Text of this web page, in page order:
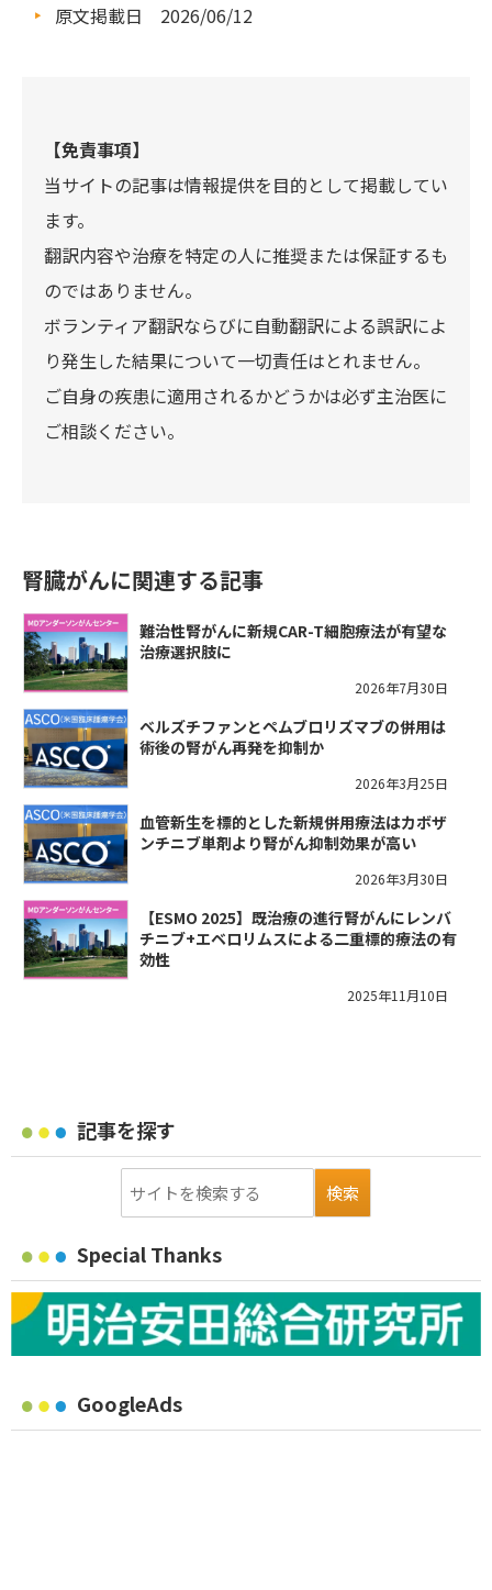
原文掲載日 2026/06/12
【免責事項】
当サイトの記事は情報提供を目的として掲載してい
ます。
翻訳内容や治療を特定の人に推奨または保証するも
のではありません。
ボランティア翻訳ならびに自動翻訳による誤訳によ
り発生した結果について一切責任はとれません。
ご自身の疾患に適用されるかどうかは必ず主治医に
ご相談ください。
腎臓がんに関連する記事
難治性腎がんに新規CAR-T細胞療法が有望な
治療選択肢に
2026年7月30日
ベルズチファンとペムブロリズマブの併用は
術後の腎がん再発を抑制か
2026年3月25日
血管新生を標的とした新規併用療法はカボザ
ンチニブ単剤より腎がん抑制効果が高い
2026年3月30日
【ESMO 2025】既治療の進行腎がんにレンバ
チニブ+エベロリムスによる二重標的療法の有
効性
2025年11月10日
記事を探す
Special Thanks
GoogleAds